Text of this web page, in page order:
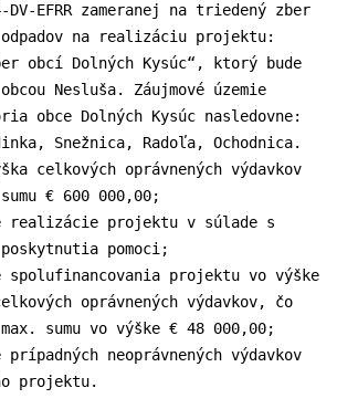
DV-EFRR zameranej na triedený zber
odpadov na realizáciu projektu:
obcí Dolných Kysúc“, ktorý bude
Nesluša. Záujmové územie
obce Dolných Kysúc nasledovne:
Snežnica, Radoľa, Ochodnica.
celkových oprávnených výdavkov
€ 600 000,00;
realizácie projektu v súlade s
poskytnutia pomoci;
spolufinancovania projektu vo výške
oprávnených výdavkov, čo
sumu vo výške € 48 000,00;
prípadných neoprávnených výdavkov
projektu.